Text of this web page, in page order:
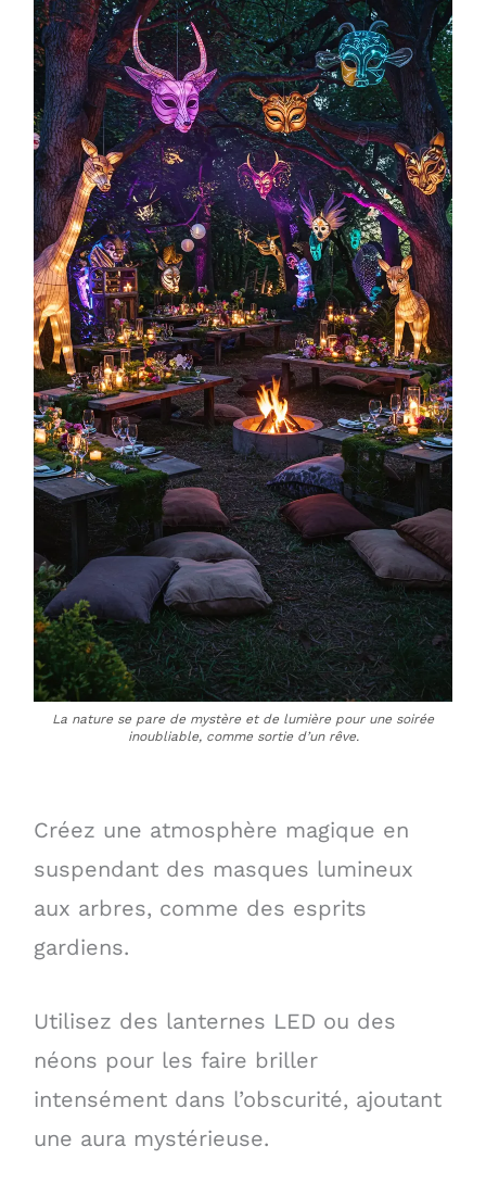
La nature se pare de mystère et de lumière pour une soirée
inoubliable, comme sortie d’un rêve.
Créez une atmosphère magique en
suspendant des masques lumineux
aux arbres, comme des esprits
gardiens.
Utilisez des lanternes LED ou des
néons pour les faire briller
intensément dans l’obscurité, ajoutant
une aura mystérieuse.